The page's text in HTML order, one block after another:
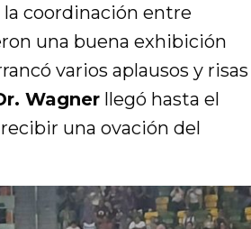
coordinación entre
una buena exhibición
varios aplausos y risas
Wagner llegó hasta el
una ovación del